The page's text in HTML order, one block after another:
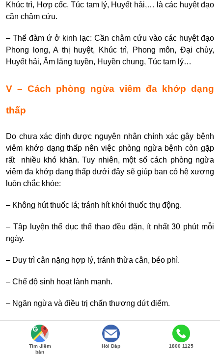
Khúc trì, Hợp cốc, Túc tam lý, Huyết hải,… là các huyệt đạo
cần châm cứu.
– Thể đàm ứ ở kinh lạc: Cần châm cứu vào các huyệt đạo
Phong long, A thị huyệt, Khúc trì, Phong môn, Đại chùy,
Huyết hải, Âm lăng tuyền, Huyền chung, Túc tam lý…
V – Cách phòng ngừa viêm đa khớp dạng
thấp
Do chưa xác định được nguyên nhân chính xác gây bệnh
viêm khớp dạng thấp nên việc phòng ngừa bệnh còn gặp
rất nhiều khó khăn. Tuy nhiên, một số cách phòng ngừa
viêm đa khớp dạng thấp dưới đây sẽ giúp bạn có hệ xương
luôn chắc khỏe:
– Không hút thuốc lá; tránh hít khói thuốc thụ động.
– Tập luyện thể dục thể thao đều đặn, ít nhất 30 phút mỗi
ngày.
– Duy trì cân nặng hợp lý, tránh thừa cân, béo phì.
– Chế độ sinh hoạt lành mạnh.
– Ngăn ngừa và điều trị chấn thương dứt điểm.
– Có chế độ ăn đủ dinh dưỡng và khoa học. Trong đó, thiếu
canxi là nguyên nhân phổ biến gây ra nhiều bệnh lý xương
khớp. Việc duy trì khẩu phần ăn đầy đủ lượng canxi theo
Tìm điểm
bán
Hỏi Đáp 1800 1125